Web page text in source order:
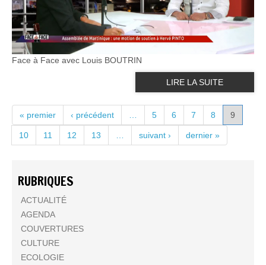
Face à Face avec Louis BOUTRIN
LIRE LA SUITE
PAGES
« premier ‹ précédent 5 6 7 8 9
10 11 12 13 suivant › dernier »
RUBRIQUES
ACTUALITÉ
AGENDA
COUVERTURES
CULTURE
ECOLOGIE